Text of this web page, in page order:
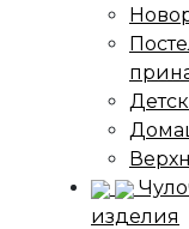
изделия